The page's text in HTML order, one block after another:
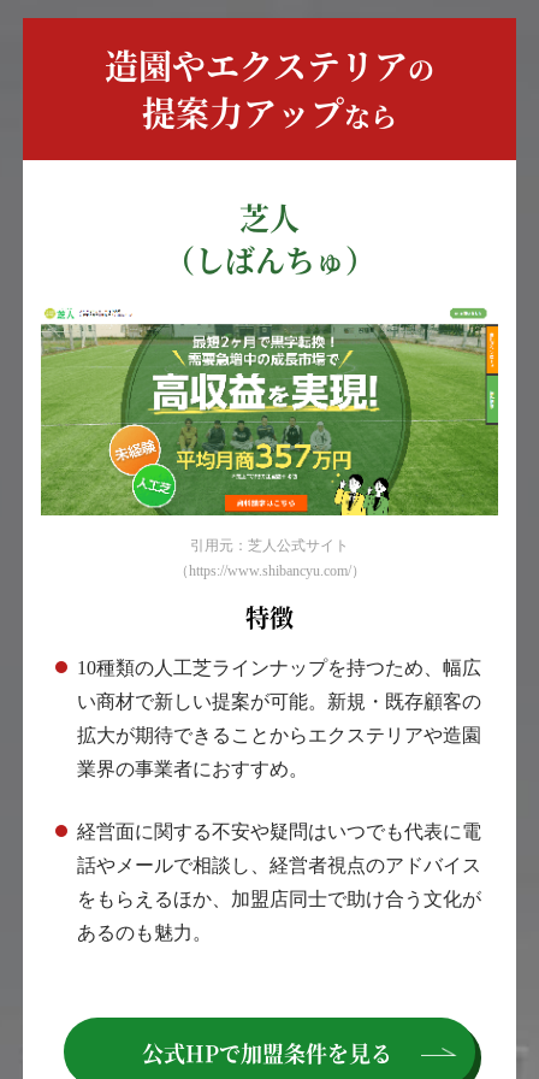
造園やエクステリアの
提案力アップなら
芝人
（しばんちゅ）
引用元：芝人公式サイト
（https://www.shibancyu.com/）
特徴
10種類の人工芝ラインナップを持つため、幅広
い商材で新しい提案が可能。新規・既存顧客の
拡大が期待できることからエクステリアや造園
業界の事業者におすすめ。
経営面に関する不安や疑問はいつでも代表に電
話やメールで相談し、経営者視点のアドバイス
をもらえるほか、加盟店同士で助け合う文化が
あるのも魅力。
公式HPで加盟条件を見る